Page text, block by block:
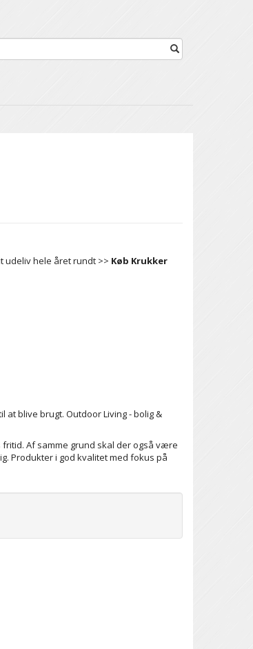
udeliv hele året rundt >> Køb Krukker
blive brugt. Outdoor Living - bolig &
Af samme grund skal der også være
Produkter i god kvalitet med fokus på